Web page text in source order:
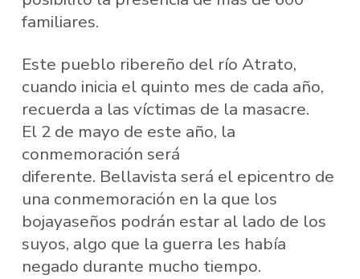
familiares.
Este pueblo ribereño del río Atrato,
cuando inicia el quinto mes de cada año,
recuerda a las víctimas de la masacre.
El 2 de mayo de este año, la
conmemoración será
diferente. Bellavista será el epicentro de
una conmemoración en la que los
bojayaseños podrán estar al lado de los
suyos, algo que la guerra les había
negado durante mucho tiempo.